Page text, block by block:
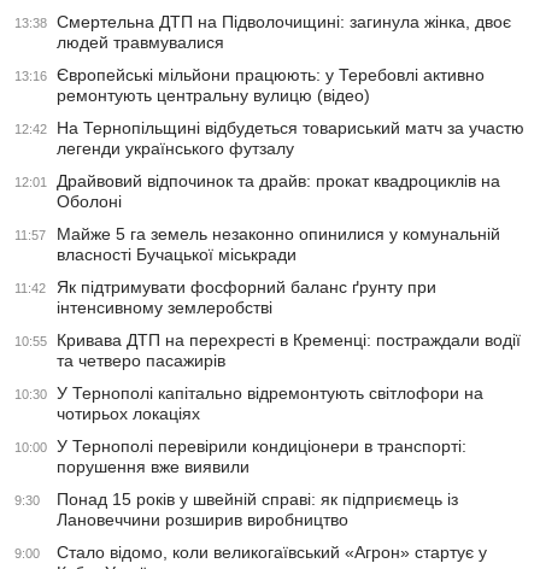
13:38
Смертельна ДТП на Підволочищині: загинула жінка, двоє
людей травмувалися
13:16
Європейські мільйони працюють: у Теребовлі активно
ремонтують центральну вулицю (відео)
12:42
На Тернопільщині відбудеться товариський матч за участю
легенди українського футзалу
12:01
Драйвовий відпочинок та драйв: прокат квадроциклів на
Оболоні
11:57
Майже 5 га земель незаконно опинилися у комунальній
власності Бучацької міськради
11:42
Як підтримувати фосфорний баланс ґрунту при
інтенсивному землеробстві
10:55
Кривава ДТП на перехресті в Кременці: постраждали водії
та четверо пасажирів
10:30
У Тернополі капітально відремонтують світлофори на
чотирьох локаціях
10:00
У Тернополі перевірили кондиціонери в транспорті:
порушення вже виявили
9:30
Понад 15 років у швейній справі: як підприємець із
Лановеччини розширив виробництво
9:00
Стало відомо, коли великогаївський «Агрон» стартує у